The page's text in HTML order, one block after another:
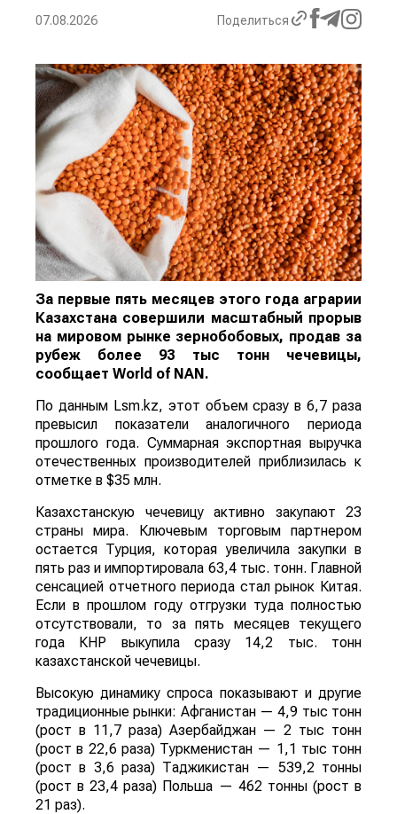
07.08.2026 Поделиться
За первые пять месяцев этого года аграрии
Казахстана совершили масштабный прорыв
на мировом рынке зернобобовых, продав за
рубеж более 93 тыс тонн чечевицы,
сообщает World of NAN.
По данным Lsm.kz, этот объем сразу в 6,7 раза
превысил показатели аналогичного периода
прошлого года. Суммарная экспортная выручка
отечественных производителей приблизилась к
отметке в $35 млн.
Казахстанскую чечевицу активно закупают 23
страны мира. Ключевым торговым партнером
остается Турция, которая увеличила закупки в
пять раз и импортировала 63,4 тыс. тонн. Главной
сенсацией отчетного периода стал рынок Китая.
Если в прошлом году отгрузки туда полностью
отсутствовали, то за пять месяцев текущего
года КНР выкупила сразу 14,2 тыс. тонн
казахстанской чечевицы.
Высокую динамику спроса показывают и другие
традиционные рынки: Афганистан — 4,9 тыс тонн
(рост в 11,7 раза) Азербайджан — 2 тыс тонн
(рост в 22,6 раза) Туркменистан — 1,1 тыс тонн
(рост в 3,6 раза) Таджикистан — 539,2 тонны
(рост в 23,4 раза) Польша — 462 тонны (рост в
21 раз).